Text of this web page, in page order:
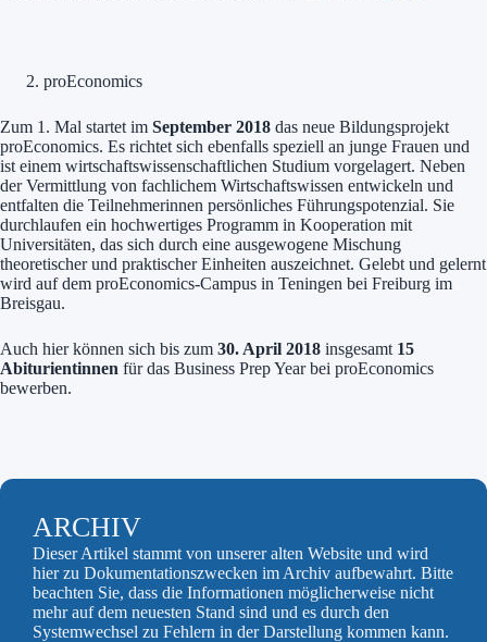
proEconomics
Zum 1. Mal startet im September 2018 das neue Bildungsprojekt
proEconomics. Es richtet sich ebenfalls speziell an junge Frauen und
ist einem wirtschaftswissenschaftlichen Studium vorgelagert. Neben
der Vermittlung von fachlichem Wirtschaftswissen entwickeln und
entfalten die Teilnehmerinnen persönliches Führungspotenzial. Sie
durchlaufen ein hochwertiges Programm in Kooperation mit
Universitäten, das sich durch eine ausgewogene Mischung
theoretischer und praktischer Einheiten auszeichnet. Gelebt und gelernt
wird auf dem proEconomics-Campus in Teningen bei Freiburg im
Breisgau.
Auch hier können sich bis zum 30. April 2018 insgesamt 15
Abiturientinnen für das Business Prep Year bei proEconomics
bewerben.
ARCHIV
Dieser Artikel stammt von unserer alten Website und wird
hier zu Dokumentationszwecken im Archiv aufbewahrt. Bitte
beachten Sie, dass die Informationen möglicherweise nicht
mehr auf dem neuesten Stand sind und es durch den
Systemwechsel zu Fehlern in der Darstellung kommen kann.